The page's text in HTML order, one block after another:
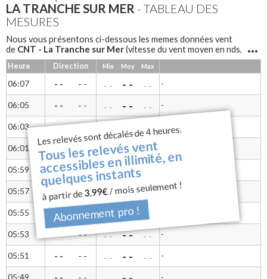
LA TRANCHE SUR MER - TABLEAU DES
MESURES
Nous vous présentons ci-dessous les memes données vent
de CNT - La Tranche sur Mer(vitesse du vent moyen en nds,
vent mini, vent maxi, rafales et direction du vent) sous forme
de tableau pour une lecture différente
Notre anémomètre à coupelles
mesure la vitesse du vent et une girouette permet d'avoir la
direction.
Les relevés sont décalés de 4 heures.
Tous les relevés vent
accessibles en illimité, en
quelques instants
à partir de3.99€/ mois seulement !
Abonnement pro !
Heure Direction Min Moy Max
06:07 - - - - - - - - - - -
06:05 - - - - - - - - - - -
06:03 - - - - - - - -
06:01 - - - - - - - -
05:59 - - - - - - - -
05:57 - - - - - - - - - - -
05:55 - - - - - - - - - -
05:53 - - - - - - - - - - -
05:51 - - - - - - - - - - -